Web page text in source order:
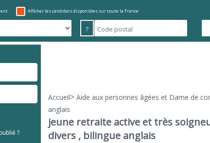
Afficher les candidats disponibles sur toute la France
?
Accueil> Aide aux personnes âgées et Dame de
anglais
jeune retraite active et très
divers , bilingue anglais
?